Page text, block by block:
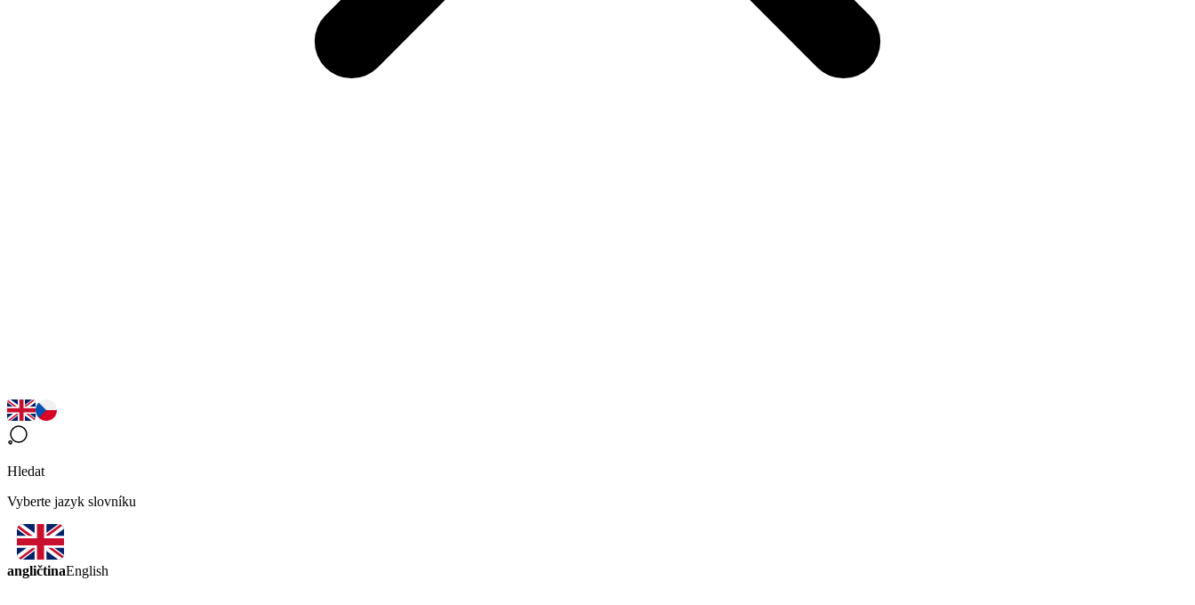
Hledat
Vyberte jazyk slovníku
angličtinaEnglish